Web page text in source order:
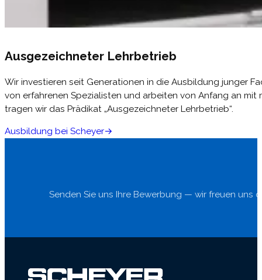
Ausgezeichneter Lehrbetrieb
Wir investieren seit Generationen in die Ausbildung junger
von erfahrenen Spezialisten und arbeiten von Anfang an mit
tragen wir das Prädikat „Ausgezeichneter Lehrbetrieb“.
Ausbildung bei Scheyer
Senden Sie uns Ihre Bewerbung — wir freuen uns